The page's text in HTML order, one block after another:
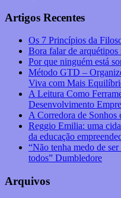
Artigos Recentes
Os 7 Princípios da
Bora falar de arquétipos
Por que ninguém está
Método GTD –
Viva com Mais
A Leitura Como
Desenvolvimento
A Corredora de
Reggio Emilia: uma
da educação
“Não tenha medo de
todos” Dumbledore
Arquivos